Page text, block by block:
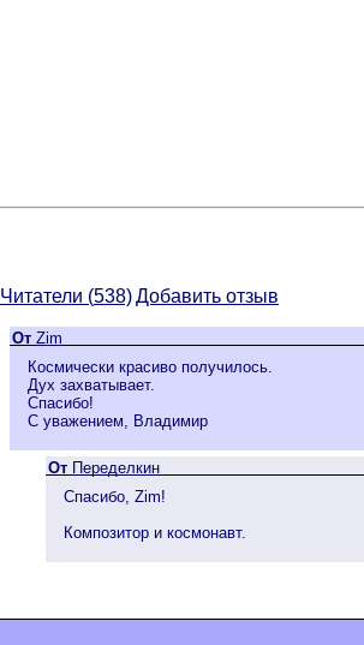
Читатели (538)Добавить отзыв
От Zim
Космически красиво получилось.
Дух захватывает.
Спасибо!
С уважением, Владимир
От Переделкин
Спасибо, Zim!
Композитор и космонавт.